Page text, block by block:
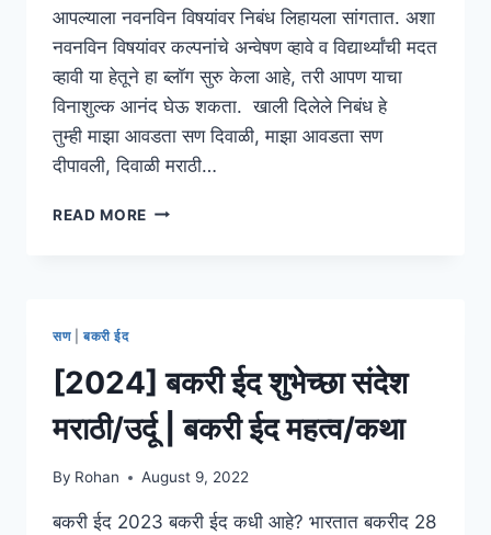
आपल्याला नवनविन विषयांवर निबंध लिहायला सांगतात. अशा
नवनविन विषयांवर कल्पनांचे अन्वेषण व्हावे व विद्यार्थ्यांची मदत
व्हावी या हेतूने हा ब्लॉग सुरु केला आहे, तरी आपण याचा
विनाशुल्क आनंद घेऊ शकता. खाली दिलेले निबंध हे
तुम्ही माझा आवडता सण दिवाळी, माझा आवडता सण
दीपावली, दिवाळी मराठी…
READ MORE {2024}
|
ESSAY
ON
DIWALI
MARATHI
सण| बकरी ईद
[2024] बकरी ईद शुभेच्छा संदेश
मराठी/उर्दू | बकरी ईद महत्व/कथा
By Rohan August 9, 2022
बकरी ईद 2023 बकरी ईद कधी आहे? भारतात बकरीद 28